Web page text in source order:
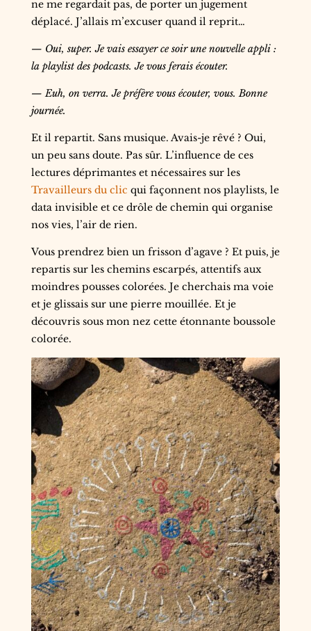
ne me regardait pas, de porter un jugement
déplacé. J’allais m’excuser quand il reprit…
— Oui, super. Je vais essayer ce soir une nouvelle appli :
la playlist des podcasts. Je vous ferais écouter.
— Euh, on verra. Je préfère vous écouter, vous. Bonne
journée.
Et il repartit. Sans musique. Avais-je rêvé ? Oui,
un peu sans doute. Pas sûr. L’influence de ces
lectures déprimantes et nécessaires sur les
Travailleurs du clic qui façonnent nos playlists, le
data invisible et ce drôle de chemin qui organise
nos vies, l’air de rien.
Vous prendrez bien un frisson d’agave ? Et puis, je
repartis sur les chemins escarpés, attentifs aux
moindres pousses colorées. Je cherchais ma voie
et je glissais sur une pierre mouillée. Et je
découvris sous mon nez cette étonnante boussole
colorée.